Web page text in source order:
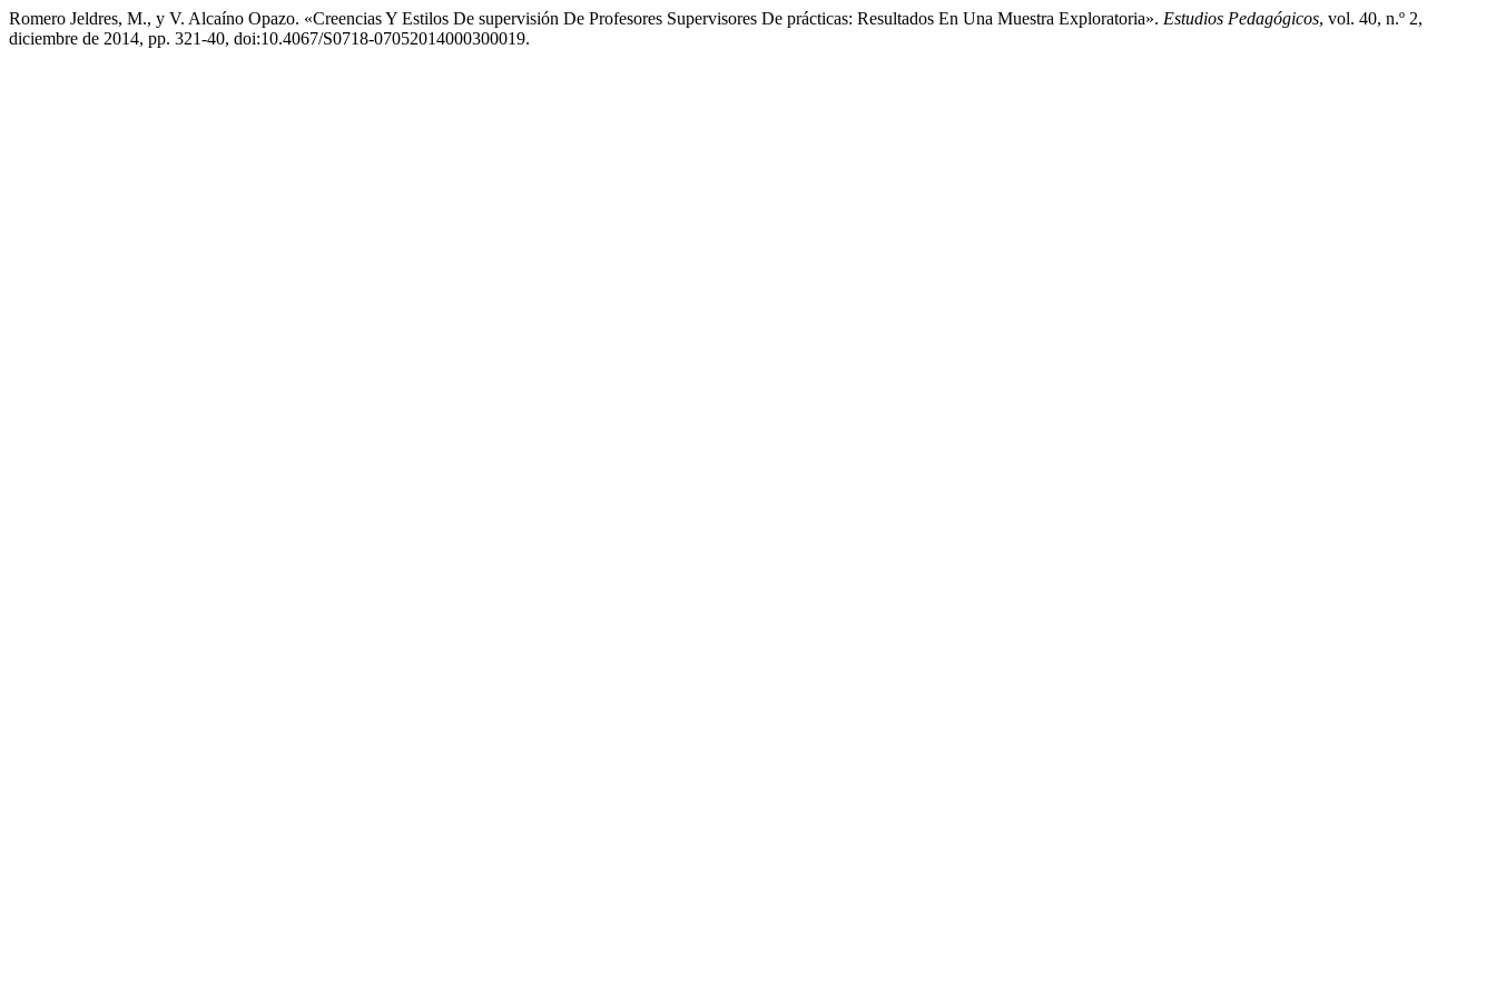
Romero Jeldres, M., y V. Alcaíno Opazo. «Creencias Y Estilos De supervisión De Profesores Supervisores De prácticas: Resultados En Una Muestra Exploratoria». Estudios Pedagógicos, vol. 40, n.º 2,
diciembre de 2014, pp. 321-40, doi:10.4067/S0718-07052014000300019.